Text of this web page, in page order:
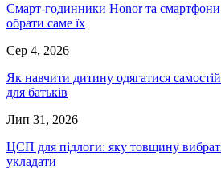
Смарт-годинники Honor та
обрати саме їх
Сер 4, 2026
Як навчити дитину одягатися
для батьків
Лип 31, 2026
ЦСП для підлоги: яку товщину
укладати